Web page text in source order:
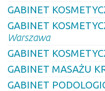
GABINET
GABINET
Warszawa
GABINET
GABINET MASAŻU
GABINET